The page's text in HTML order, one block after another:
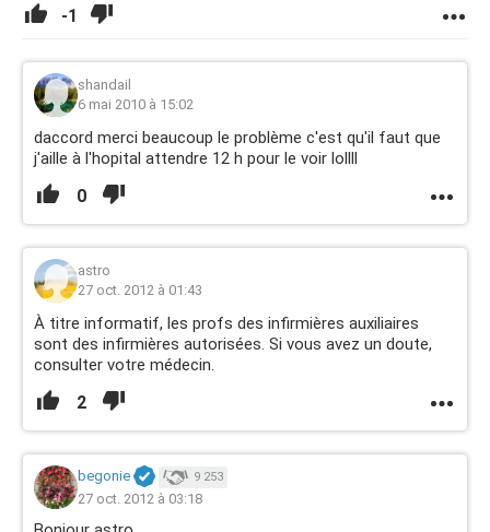
-1
shandail
6 mai 2010 à 15:02
daccord merci beaucoup le problème c'est qu'il faut que
j'aille à l'hopital attendre 12 h pour le voir lollll
0
astro
27 oct. 2012 à 01:43
À titre informatif, les profs des infirmières auxiliaires
sont des infirmières autorisées. Si vous avez un doute,
consulter votre médecin.
2
begonie 9 253
27 oct. 2012 à 03:18